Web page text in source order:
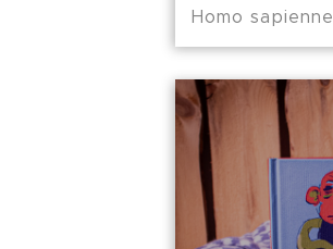
Homo sapienne